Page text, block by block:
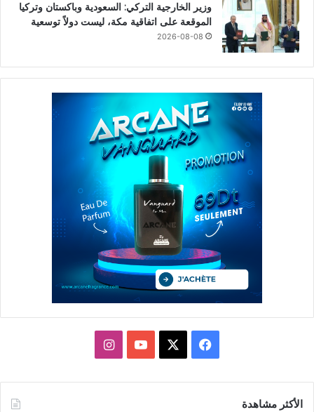
وزير الخارجية التركي: السعودية وباكستان وتركيا
الموقعة على اتفاقية مكة، ليست دولاً توسعية
2026-08-08
فيسبوك يوتيوبانستقرام
الأكثر مشاهدة